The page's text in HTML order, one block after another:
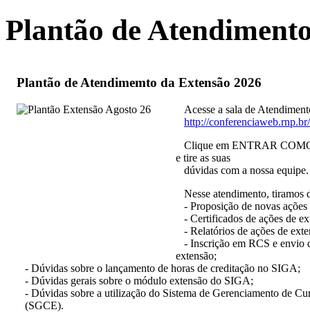
Plantão de
Plantão de Atendimemto da Extensão 2026
Acesse a sala de
http://
Clique em ENTRAR
e tire as suas
dúvidas com a nossa equipe.
Nesse atendimento, tiramos
- Proposição de novas ações
- Certificados de ações de
- Relatórios de ações de
- Inscrição em RCS e envio
extensão;
- Dúvidas sobre o lançamento de horas de creditação no SIGA;
- Dúvidas gerais sobre o módulo extensão do SIGA;
- Dúvidas sobre a utilização do Sistema de Gerenciamento de
(SGCE).